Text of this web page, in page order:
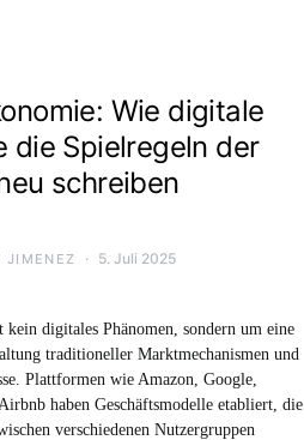
Wie digitale
die Spielregeln der
schreiben
JIMENEZ 5. Juli 2025
digitales Phänomen, sondern um eine
traditioneller Marktmechanismen und
Plattformen wie Amazon, Google,
haben Geschäftsmodelle etabliert, die
verschiedenen Nutzergruppen